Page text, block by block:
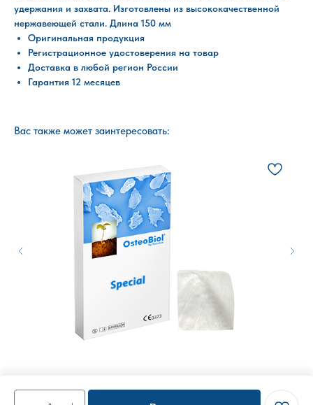
удержания и захвата. Изготовлены из высококачественной
нержавеющей стали. Длина 150 мм
Оригинальная продукция
Регистрационное удостоверения на товар
Доставка в любой регион России
Гарантия 12 месяцев
Вас также может заинтересовать:
Срок резорбции: до 40 дней